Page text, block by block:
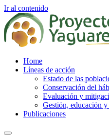
Ir al contenido
Home
Líneas de acción
Estado de las
Conservación del
Evaluación y
Gestión, educación
Publicaciones